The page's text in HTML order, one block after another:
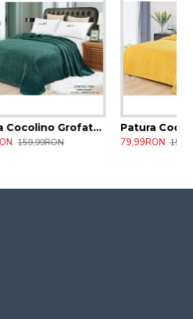
Patura Cocolino Grofata pufoasa , Pat Dublu, 200x230 cm 61/CAV
Patura Cocolino Grofata pufoasa , Pat Dublu, 200x230 cm 62/CAV
79,99RON
159,99RON